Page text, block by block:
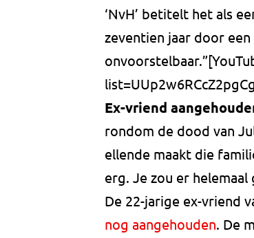
‘NvH’ betitelt het als
zeventien jaar door een
Ex-vriend
rondom de dood van
ellende maakt die
erg. Je zou er
De 22-jarige ex-vriend
nog aangehouden. De